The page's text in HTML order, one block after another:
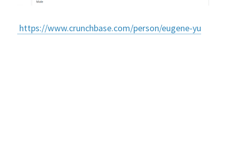
https://www.crunchbase.com/person/eugene-yu